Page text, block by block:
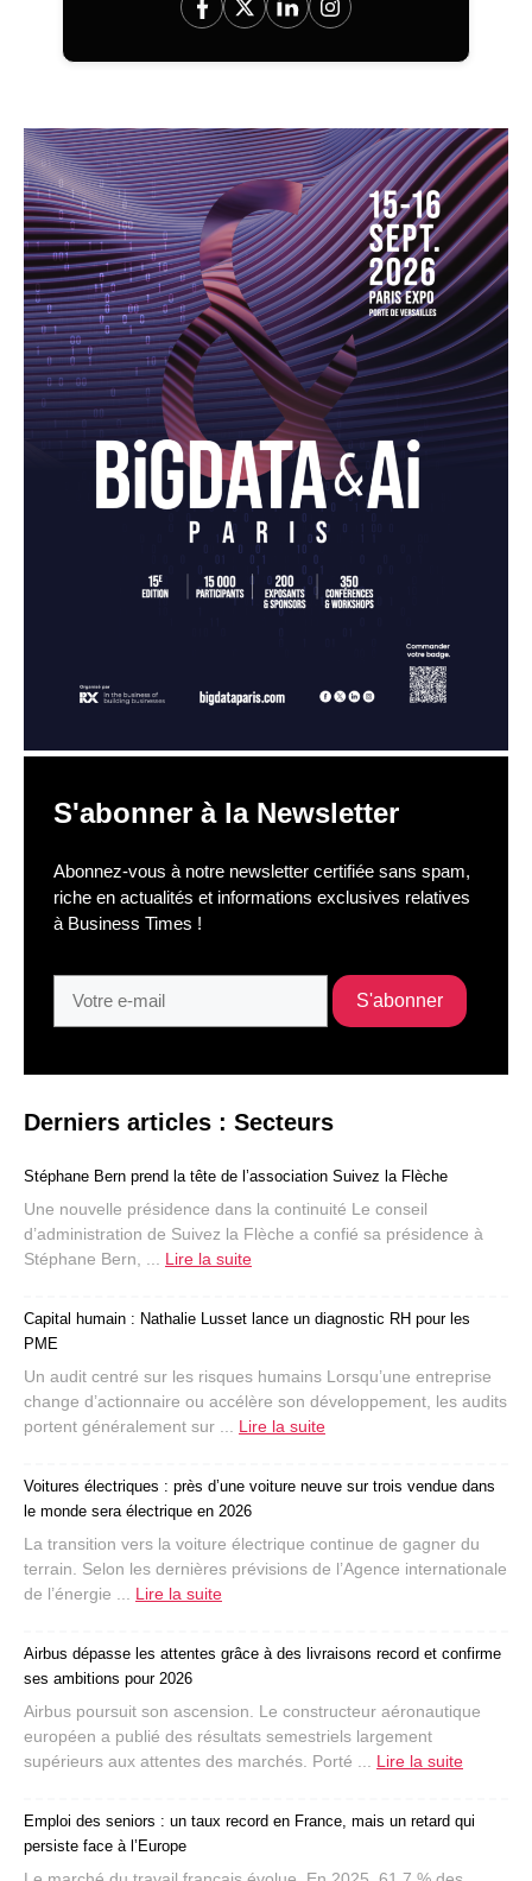
S'abonner à la Newsletter
Abonnez-vous à notre newsletter certifiée sans spam,
riche en actualités et informations exclusives relatives
à Business Times !
Derniers articles : Secteurs
Stéphane Bern prend la tête de l’association Suivez la Flèche
Une nouvelle présidence dans la continuité Le conseil
d’administration de Suivez la Flèche a confié sa présidence à
Stéphane Bern, ... Lire la suite
Capital humain : Nathalie Lusset lance un diagnostic RH pour les
PME
Un audit centré sur les risques humains Lorsqu’une entreprise
change d’actionnaire ou accélère son développement, les audits
portent généralement sur ... Lire la suite
Voitures électriques : près d’une voiture neuve sur trois vendue dans
le monde sera électrique en 2026
La transition vers la voiture électrique continue de gagner du
terrain. Selon les dernières prévisions de l’Agence internationale
de l’énergie ... Lire la suite
Airbus dépasse les attentes grâce à des livraisons record et confirme
ses ambitions pour 2026
Airbus poursuit son ascension. Le constructeur aéronautique
européen a publié des résultats semestriels largement
supérieurs aux attentes des marchés. Porté ... Lire la suite
Emploi des seniors : un taux record en France, mais un retard qui
persiste face à l’Europe